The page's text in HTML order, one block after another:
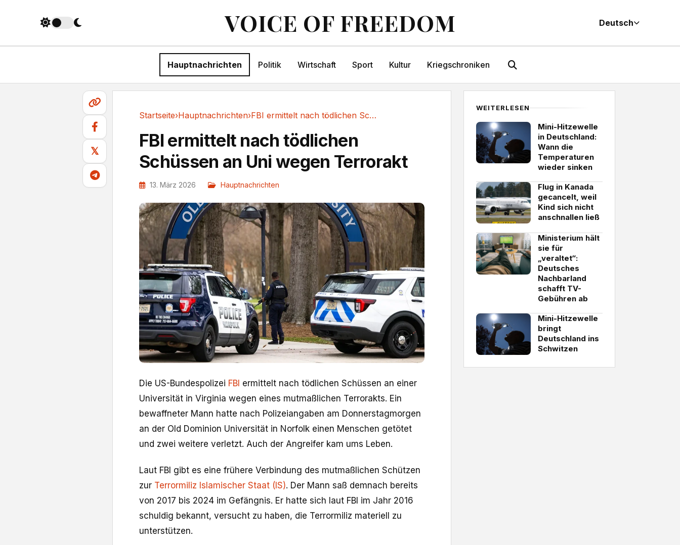
VOICE OF FREEDOM Deutsch
Hauptnachrichten Politik Wirtschaft Sport Kultur Kriegschroniken
𝕏
Startseite›Hauptnachrichten› FBI ermittelt nach tödlichen Schüssen an Uni...
FBI ermittelt nach tödlichen
Schüssen an Uni wegen Terrorakt
13. März 2026 Hauptnachrichten
Die US-Bundespolizei FBI ermittelt nach tödlichen Schüssen an einer
Universität in Virginia wegen eines mutmaßlichen Terrorakts. Ein
bewaffneter Mann hatte nach Polizeiangaben am Donnerstagmorgen
an der Old Dominion Universität in Norfolk einen Menschen getötet
und zwei weitere verletzt. Auch der Angreifer kam ums Leben.
Laut FBI gibt es eine frühere Verbindung des mutmaßlichen Schützen
zur Terrormiliz Islamischer Staat (IS). Der Mann saß demnach bereits
von 2017 bis 2024 im Gefängnis. Er hatte sich laut FBI im Jahr 2016
schuldig bekannt, versucht zu haben, die Terrormiliz materiell zu
unterstützen.
WEITERLESEN
Mini-Hitzewelle
in Deutschland:
Wann die
Temperaturen
wieder sinken
Flug in Kanada
gecancelt, weil
Kind sich nicht
anschnallen ließ
Ministerium hält
sie für
„veraltet“:
Deutsches
Nachbarland
schafft TV-
Gebühren ab
Mini-Hitzewelle
bringt
Deutschland ins
Schwitzen